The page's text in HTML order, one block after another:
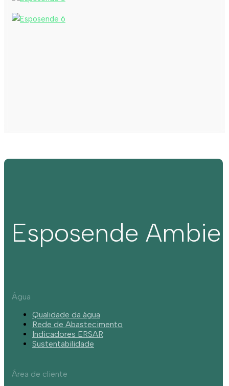
Esposende
Água
Qualidade da água
Rede de Abastecimento
Indicadores ERSAR
Sustentabilidade
Área de cliente